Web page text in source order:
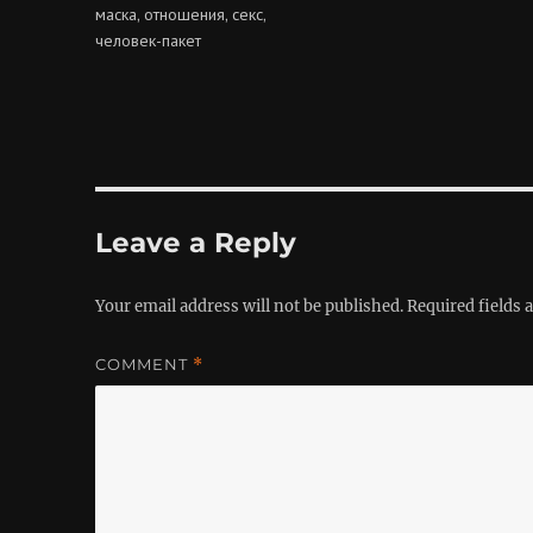
маска,отношения,секс,
человек-пакет
Leave a Reply
Your email address will not be published.Required fields
COMMENT *